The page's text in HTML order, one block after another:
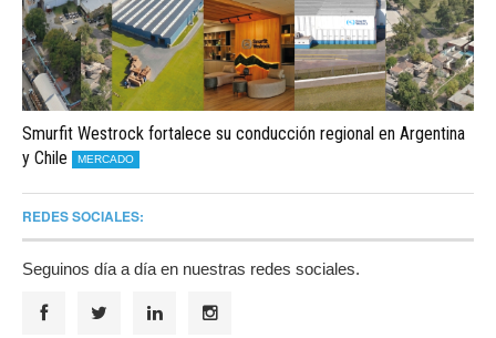
Smurfit Westrock fortalece su conducción regional en Argentina
y Chile
MERCADO
REDES SOCIALES:
Seguinos día a día en nuestras redes sociales.